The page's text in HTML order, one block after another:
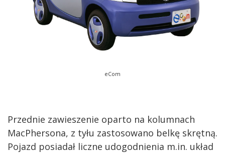
eCom
Przednie zawieszenie oparto na kolumnach
MacPhersona, z tyłu zastosowano belkę skrętną.
Pojazd posiadał liczne udogodnienia m.in. układ